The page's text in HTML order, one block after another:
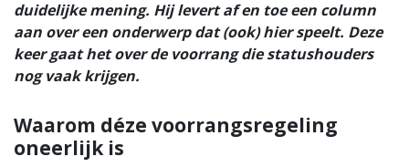
duidelijke mening. Hij levert af en toe een column
aan over een onderwerp dat (ook) hier speelt. Deze
keer gaat het over de voorrang die statushouders
nog vaak krijgen.
Waarom déze voorrangsregeling
oneerlijk is